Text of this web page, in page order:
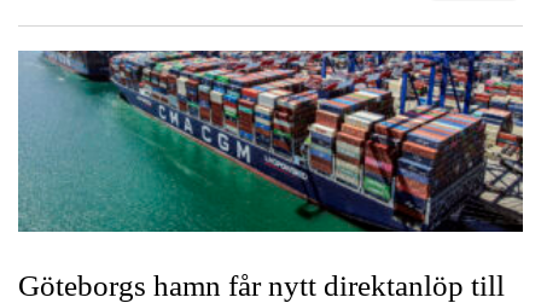
Göteborgs hamn får nytt direktanlöp till